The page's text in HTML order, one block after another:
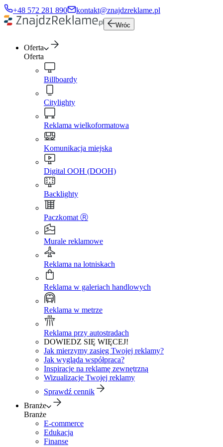
+48 572 281 890 kontakt@znajdzreklame.pl
Wróc
Oferta
Oferta
Billboardy
Citylighty
Reklama wielkoformatowa
Komunikacja miejska
Digital OOH (DOOH)
Backlighty
Paczkomat Ⓡ
Murale reklamowe
Reklama na lotniskach
Reklama w galeriach handlowych
Reklama w metrze
Reklama przy autostradach
DOWIEDZ SIĘ WIĘCEJ!
Jak mierzymy zasięg Twojej reklamy?
Jak wygląda współpraca?
Inspiracje na reklamę zewnętrzną
Wizualizacje Twojej reklamy
Sprawdź cennik
Branże
Branże
E-commerce
Edukacja
Finanse